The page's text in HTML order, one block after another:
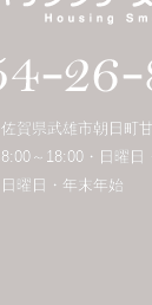
佐賀県武雄市朝日町
8:00～18:00・日曜日
日曜日・年末年始